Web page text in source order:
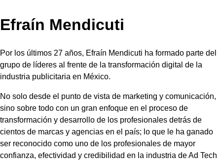
Efraín Mendicuti
Por los últimos 27 años, Efraín Mendicuti ha formado parte del
grupo de líderes al frente de la transformación digital de la
industria publicitaria en México.
No solo desde el punto de vista de marketing y comunicación,
sino sobre todo con un gran enfoque en el proceso de
transformación y desarrollo de los profesionales detrás de
cientos de marcas y agencias en el país; lo que le ha ganado
ser reconocido como uno de los profesionales de mayor
confianza, efectividad y credibilidad en la industria de Ad Tech